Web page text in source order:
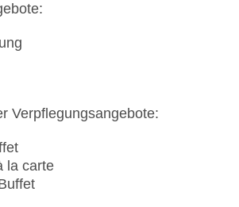
Verpflegungsangebote:
la carte